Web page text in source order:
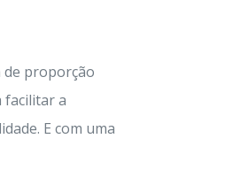
de proporção
facilitar a
E com uma